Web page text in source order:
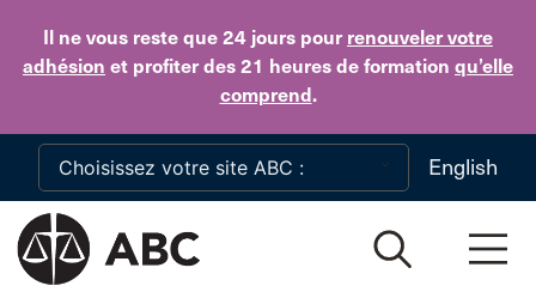
Il ne vous reste que 24 jours pour renouveler votre
adhésion et profiter des 21 heures de formation qu’elle
comprend.
Skip to main content
English